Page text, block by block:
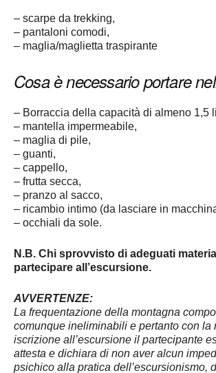
– scarpe da trekking,
– pantaloni comodi,
– maglia/maglietta traspirante
Cosa è necessario portare
– Borraccia della capacità di almeno 1,5
– mantella impermeabile,
– maglia di pile,
– guanti,
– cappello,
– frutta secca,
– pranzo al sacco,
– ricambio intimo (da lasciare in
– occhiali da sole.
N.B. Chi sprovvisto di adeguati
partecipare all’escursione.
AVVERTENZE:
La frequentazione della montagna
comunque ineliminabili e pertanto con la
iscrizione all’escursione il partecipante
attesta e dichiara di non aver alcun
psichico alla pratica dell’escursionismo,